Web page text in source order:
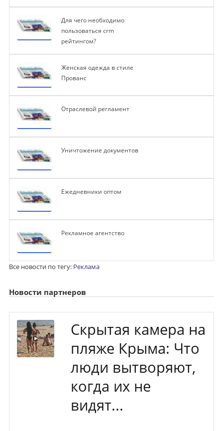
Для чего необходимо
пользоваться crm
рейтингом?
Женская одежда в стиле
Прованс
Отраслевой регламент
Уничтожение документов
Ежедневники оптом
Рекламное агентство
Все новости по тегу: Реклама
Новости партнеров
Скрытая камера на
пляже Крыма: Что
люди вытворяют,
когда их не
видят...